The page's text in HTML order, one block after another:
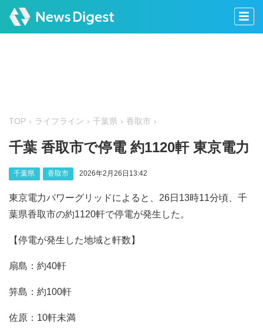
TOP ライフライン 千葉県 香取市
千葉 香取市で停電 約1120軒 東京電力
千葉県 香取市 2026年2月26日13:42
東京電力パワーグリッドによると、26日13時11分頃、千
葉県香取市の約1120軒で停電が発生した。
【停電が発生した地域と軒数】
扇島：約40軒
笄島：約100軒
佐原：10軒未満